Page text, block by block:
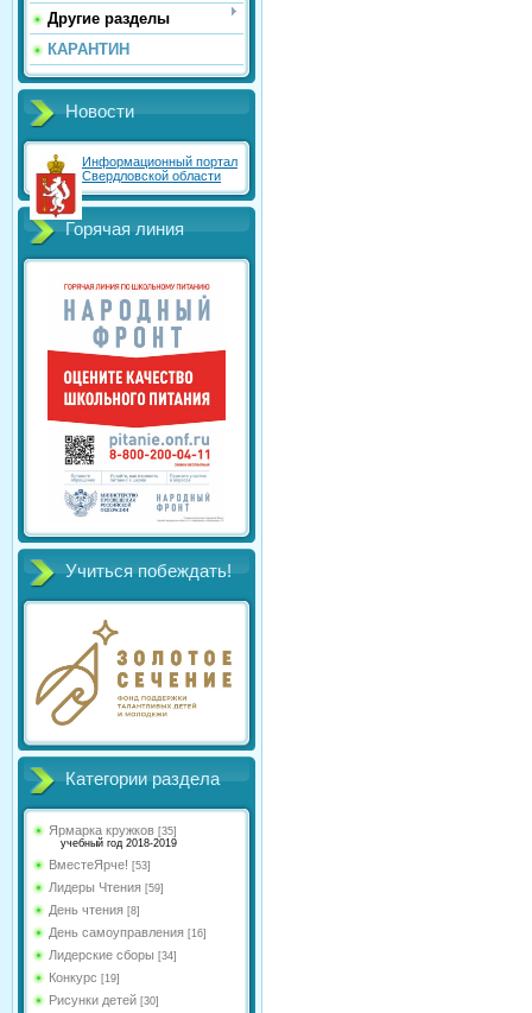
Другие разделы
КАРАНТИН
Новости
Информационный портал
Свердловской области
Горячая линия
Учиться побеждать!
Категории раздела
Ярмарка кружков [35]
учебный год 2018-2019
ВместеЯрче! [53]
Лидеры Чтения [59]
День чтения [8]
День самоуправления [16]
Лидерские сборы [34]
Конкурс [19]
Рисунки детей [30]